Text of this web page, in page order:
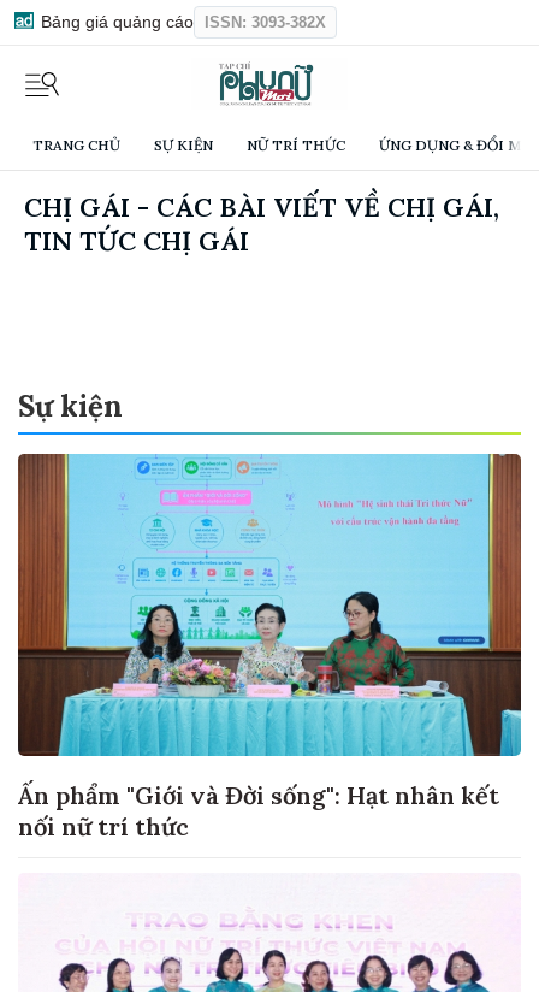
Bảng giá quảng cáo ISSN: 3093-382X
TRANG CHỦ SỰ KIỆN NỮ TRÍ THỨC ỨNG DỤNG & ĐỔI
CHỊ GÁI - CÁC BÀI VIẾT VỀ CHỊ GÁI,
TIN TỨC CHỊ GÁI
Sự kiện
Ấn phẩm "Giới và Đời sống": Hạt nhân kết
nối nữ trí thức